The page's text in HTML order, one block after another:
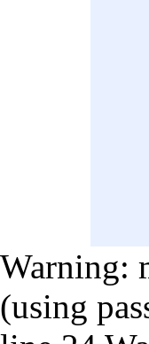
Warning:
(using